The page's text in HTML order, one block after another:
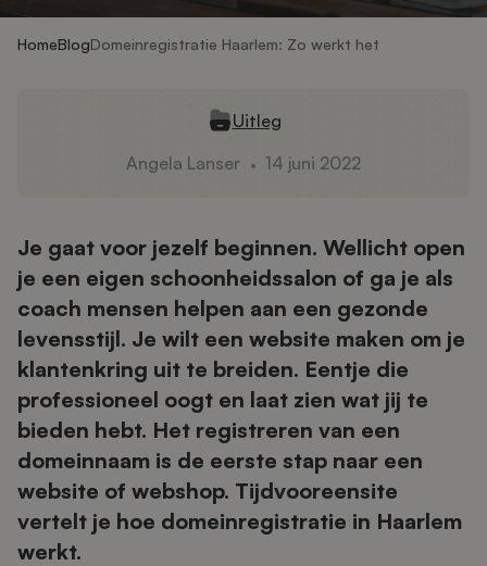
HomeBlogDomeinregistratie Haarlem: Zo werkt het
Uitleg
Angela Lanser
14 juni 2022
Je gaat voor jezelf beginnen. Wellicht open
je een eigen schoonheidssalon of ga je als
coach mensen helpen aan een gezonde
levensstijl. Je wilt een website maken om je
klantenkring uit te breiden. Eentje die
professioneel oogt en laat zien wat jij te
bieden hebt. Het registreren van een
domeinnaam is de eerste stap naar een
website of webshop. Tijdvooreensite
vertelt je hoe domeinregistratie in Haarlem
werkt.